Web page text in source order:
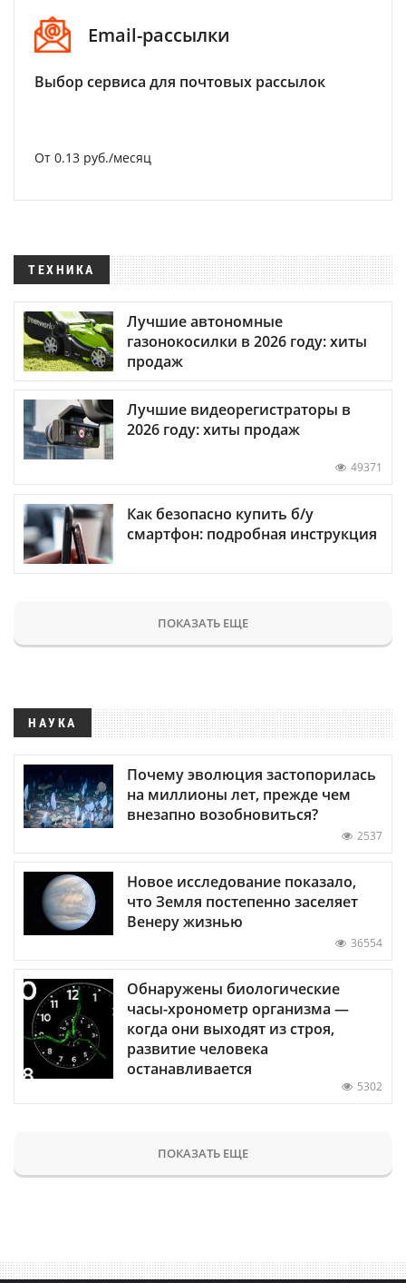
Email-рассылки
Выбор сервиса для почтовых рассылок
От 0.13 руб./месяц
ТЕХНИКА
Лучшие автономные
газонокосилки в 2026 году: хиты
продаж
Лучшие видеорегистраторы в
2026 году: хиты продаж
49371
Как безопасно купить б/у
смартфон: подробная инструкция
ПОКАЗАТЬ ЕЩЕ
НАУКА
Почему эволюция застопорилась
на миллионы лет, прежде чем
внезапно возобновиться?
2537
Новое исследование показало,
что Земля постепенно заселяет
Венеру жизнью
36554
Обнаружены биологические
часы-хронометр организма —
когда они выходят из строя,
развитие человека
останавливается
5302
ПОКАЗАТЬ ЕЩЕ